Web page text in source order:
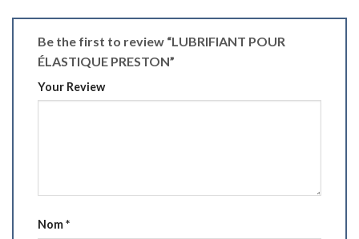
Be the first to review “LUBRIFIANT POUR
ÉLASTIQUE PRESTON”
Your Review
Nom*